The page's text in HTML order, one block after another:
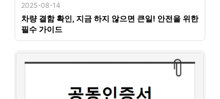
2025-08-14
차량 결함 확인, 지금 하지 않으면 큰일! 안전을 위한
필수 가이드